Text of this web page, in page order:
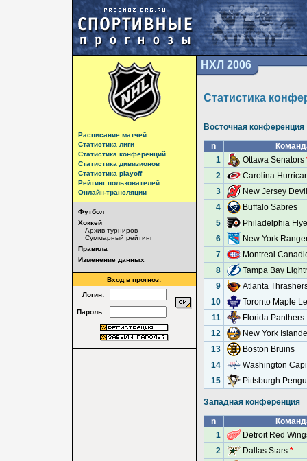
Расписание матчей
Статистика лиги
Статистика конференций
Статистика дивизионов
Статистика playoff
Рейтинг пользователей
Онлайн-трансляции
Футбол
Хоккей
Архив турниров
Суммарный рейтинг
Правила
Изменение данных
Вход в прогноз:
Логин:
Пароль:
НХЛ 2006
Статистика
Восточная конференция
n
1
Ottawa Senators
2
Carolina
3
New Jersey
4
Buffalo Sabres
5
Philadelphia
6
New York
7
Montreal
8
Tampa Bay
9
Atlanta
10
Toronto Maple
11
Florida Panthers
12
New York
13
Boston Bruins
14
Washington
15
Pittsburgh
Западная конференция
n
1
Detroit Red
2
Dallas Stars *